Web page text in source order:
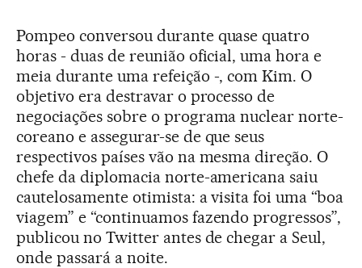
Pompeo conversou durante quase quatro
horas - duas de reunião oficial, uma hora e
meia durante uma refeição -, com Kim. O
objetivo era destravar o processo de
negociações sobre o programa nuclear norte-
coreano e assegurar-se de que seus
respectivos países vão na mesma direção. O
chefe da diplomacia norte-americana saiu
cautelosamente otimista: a visita foi uma “boa
viagem” e “continuamos fazendo progressos”,
publicou no Twitter antes de chegar a Seul,
onde passará a noite.